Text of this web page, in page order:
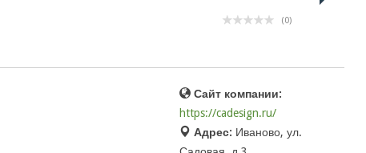
(0)
Сайт компании:
https://cadesign.ru/
Адрес: Иваново, ул.